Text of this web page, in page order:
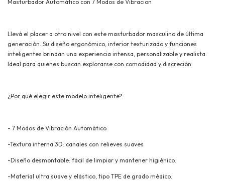
Masturbador Automático con 7 Modos de Vibracion
Llevá el placer a otro nivel con este masturbador masculino de última
generación. Su diseño ergonómico, interior texturizado y funciones
inteligentes brindan una experiencia intensa, personalizable y realista.
Ideal para quienes buscan explorarse con comodidad y discreción.
¿Por qué elegir este modelo inteligente?
- 7 Modos de Vibración Automático
-Textura interna 3D: canales con relieves suaves
-Diseño desmontable: fácil de limpiar y mantener higiénico.
-Material ultra suave y elástico, tipo TPE de grado médico.